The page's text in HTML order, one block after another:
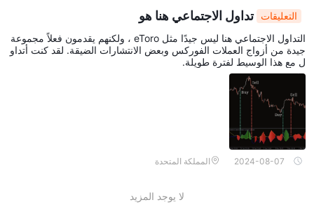
التعليقات تداول الاجتماعي هنا هو
التداول الاجتماعي هنا ليس جيدًا مثل eToro ، ولكنهم يقدمون فعلاً مجموعة
جيدة من أزواج العملات الفوركس وبعض الانتشارات الضيقة. لقد كنت أتداو
ل مع هذا الوسيط لفترة طويلة.
2024-08-07 المملكة المتحدة
لا يوجد المزيد